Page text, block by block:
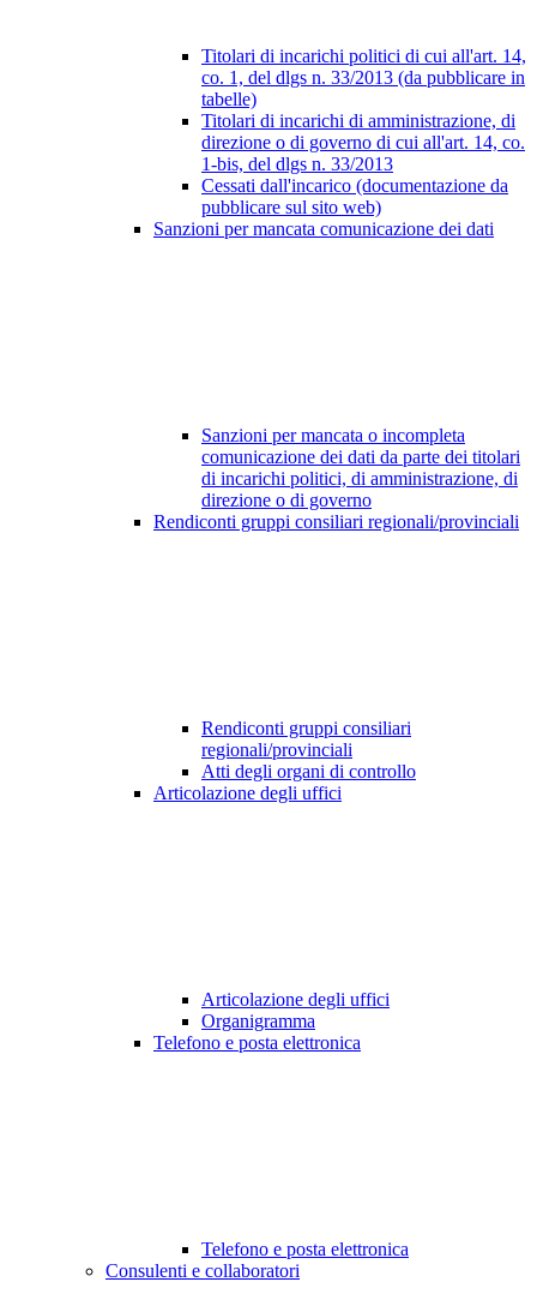
Titolari di incarichi politici di cui all'art. 14,
co. 1, del dlgs n. 33/2013 (da pubblicare in
tabelle)
Titolari di incarichi di amministrazione, di
direzione o di governo di cui all'art. 14, co.
1-bis, del dlgs n. 33/2013
Cessati dall'incarico (documentazione da
pubblicare sul sito web)
Sanzioni per mancata comunicazione dei dati
Sanzioni per mancata o incompleta
comunicazione dei dati da parte dei titolari
di incarichi politici, di amministrazione, di
direzione o di governo
Rendiconti gruppi consiliari regionali/provinciali
Rendiconti gruppi consiliari
regionali/provinciali
Atti degli organi di controllo
Articolazione degli uffici
Articolazione degli uffici
Organigramma
Telefono e posta elettronica
Telefono e posta elettronica
Consulenti e collaboratori